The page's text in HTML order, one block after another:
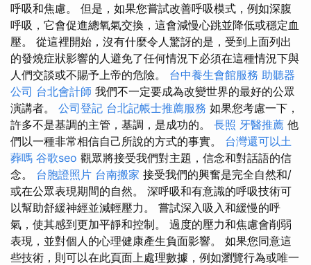
呼吸和焦慮。 但是，如果您嘗試改善呼吸模式，例如深腹
呼吸，它會促進總氧氣交換，這會減慢心跳並降低或穩定血
壓。 從這裡開始，沒有什麼令人驚訝的是，受到上面列出
的發燒症狀影響的人避免了任何情況下必須在這種情況下與
人們交談或不賜予上帝的危險。 台中養生會館服務 助聽器
公司 台北會計師 我們不一定要成為改變世界的最好的公眾
演講者。 公司登記 台北記帳士推薦服務 如果您考慮一下，
許多不是基調的主管，基調，是成功的。 長照 牙醫推薦 他
們以一種非常相信自己所說的方式的事實。 台灣還可以土
葬嗎 谷歌seo 觀眾將接受我們對主題，信念和對話語的信
念。 台胞證照片 台南搬家 接受我們的興奮是完全自然和/
或在公眾表現期間的自然。 深呼吸和有意識的呼吸技術可
以幫助舒緩神經並減輕壓力。 嘗試深入吸入和緩慢的呼
氣，使其感到更加平靜和控制。 過度的壓力和焦慮會削弱
表現，並對個人的心理健康產生負面影響。 如果您同意這
些技術，則可以在此頁面上處理數據，例如瀏覽行為或唯一